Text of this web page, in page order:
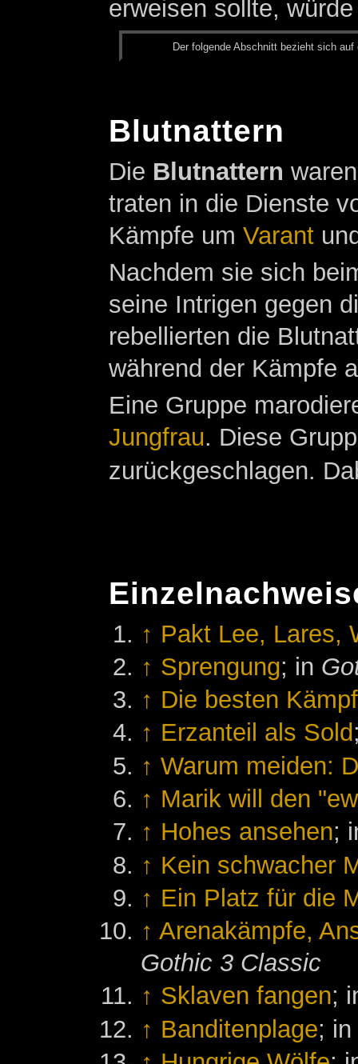
erweisen sollte,
Der fol­gen­de Ab­schnitt be­zieht sich
Blutnattern
Die Blutnattern
traten in die Dienste
Kämpfe um Varant
Nachdem sie sich
seine Intrigen gegen
rebellierten die
während der Kämpfe
Eine Gruppe
Jungfrau. Diese
zurückgeschlagen.
↑ Pakt Lee, Lares,
↑ Sprengung; in
↑ Die besten
↑ Erzanteil als Sold
↑ Warum meiden:
↑ Marik will den
↑ Hohes ansehen;
↑ Kein schwacher
↑ Ein Platz für die
↑ Arenakämpfe,
Gothic 3 Classic
↑ Sklaven fangen;
↑ Banditenplage;